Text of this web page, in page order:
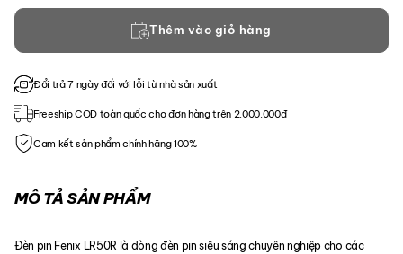
Thêm vào giỏ hàng
Đổi trả 7 ngày đối với lỗi từ nhà sản xuất
Freeship COD toàn quốc cho đơn hàng trên 2.000.000đ
Cam kết sản phẩm chính hãng 100%
MÔ TẢ SẢN PHẨM
Đèn pin Fenix LR50R là dòng đèn pin siêu sáng chuyên nghiệp cho các